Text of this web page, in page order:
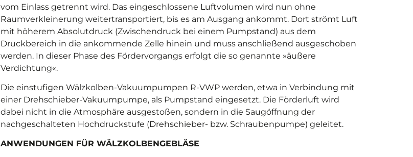
vom Einlass getrennt wird. Das eingeschlossene Luftvolumen wird nun ohne
Raumverkleinerung weitertransportiert, bis es am Ausgang ankommt. Dort strömt Luft
mit höherem Absolutdruck (Zwischendruck bei einem Pumpstand) aus dem
Druckbereich in die ankommende Zelle hinein und muss anschließend ausgeschoben
werden. In dieser Phase des Fördervorgangs erfolgt die so genannte »äußere
Verdichtung«.
Die einstufigen Wälzkolben-Vakuumpumpen R-VWP werden, etwa in Verbindung mit
einer Drehschieber-Vakuumpumpe, als Pumpstand eingesetzt. Die Förderluft wird
dabei nicht in die Atmosphäre ausgestoßen, sondern in die Saugöffnung der
nachgeschalteten Hochdruckstufe (Drehschieber- bzw. Schraubenpumpe) geleitet.
ANWENDUNGEN FÜR WÄLZKOLBENGEBLÄSE